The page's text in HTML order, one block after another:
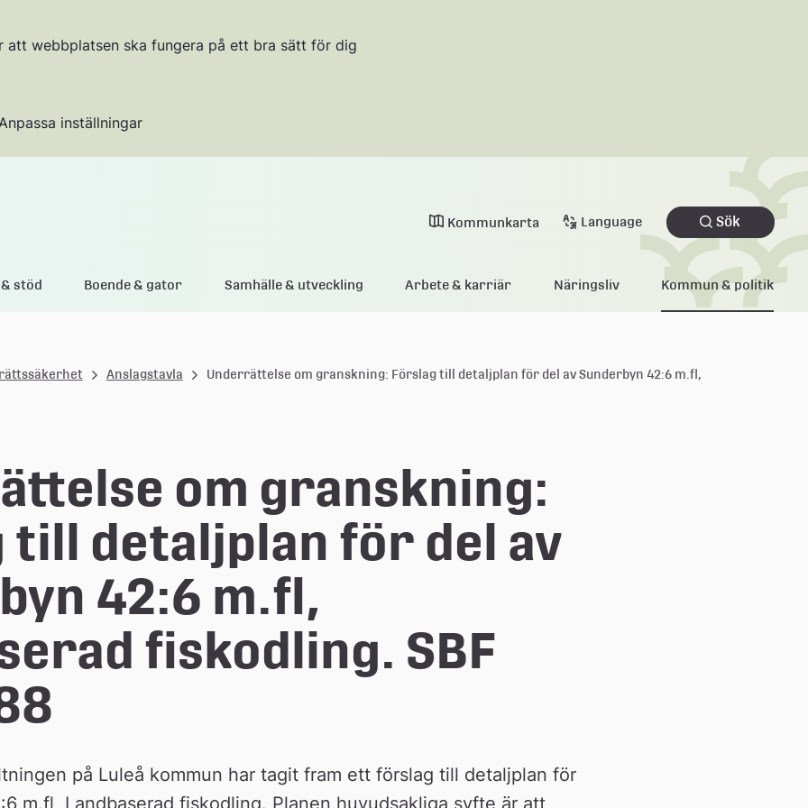
att webbplatsen ska fungera på ett bra sätt för dig
inställningar
Kommunkarta Language Sök
stöd Boende & gator Samhälle & utveckling Arbete & karriär Näringsliv Kommun & politik
Anslagstavla
Underrättelse om granskning: Förslag till detaljplan för del av Sunderbyn 42:6 m.fl,
om granskning:
till detaljplan för del av
42:6 m.fl,
fiskodling. SBF
på Luleå kommun har tagit fram ett förslag till detaljplan för
m.fl, Landbaserad fiskodling. Planen huvudsakliga syfte är att